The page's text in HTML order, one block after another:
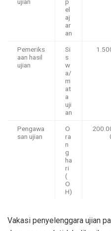
el
aj
ar
an
Pemeriks
aan hasil
ujian
Si
s
w
a/
m
at
a
uji
an
Pengawa
san ujian
O
ra
n
g
ha
ri
(
O
H)
Vakasi penyelenggara ujian